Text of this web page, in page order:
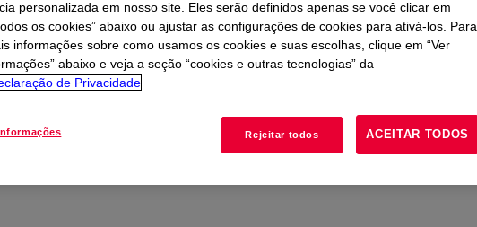
personalizada em nosso site. Eles serão definidos apenas se você clicar em
os cookies” abaixo ou ajustar as configurações de cookies para ativá-los. Para
informações sobre como usamos os cookies e suas escolhas, clique em “Ver
abaixo e veja a seção “cookies e outras tecnologias” da
de Privacidade
Rejeitar todos ACEITAR TODOS